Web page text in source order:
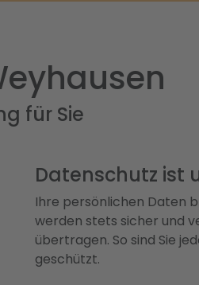
für Sie
Datenschutz ist
Ihre persönlichen Daten
werden stets sicher und
übertragen. So sind Sie
geschützt.